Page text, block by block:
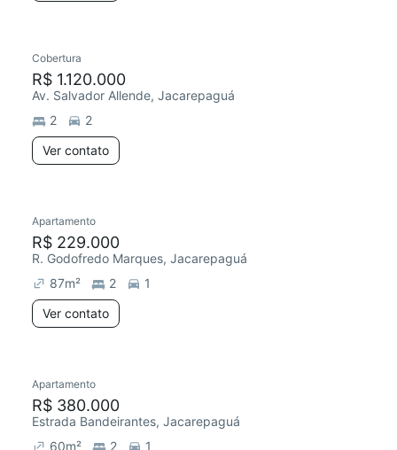
Cobertura
R$ 1.120.000
Av. Salvador Allende, Jacarepaguá
2
2
Ver contato
Apartamento
R$ 229.000
R. Godofredo Marques, Jacarepaguá
87m² 2
1
Ver contato
Apartamento
R$ 380.000
Estrada Bandeirantes, Jacarepaguá
60m² 2 1